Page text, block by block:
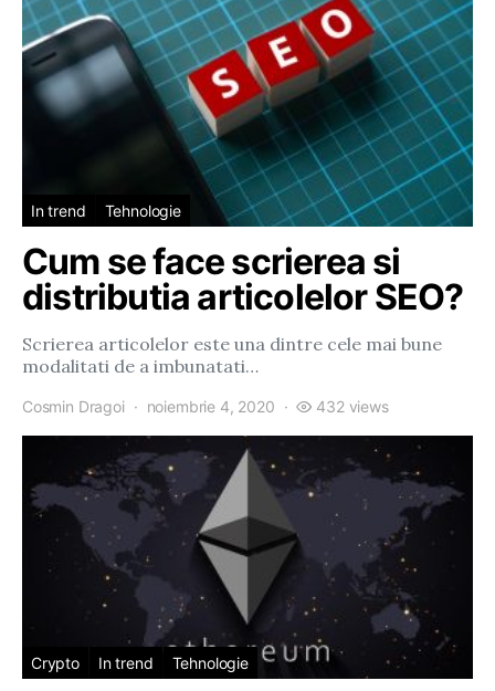
In trend Tehnologie
Cum se face scrierea si
distributia articolelor SEO?
Scrierea articolelor este una dintre cele mai bune
modalitati de a imbunatati…
Cosmin Dragoi noiembrie 4, 2020 432 views
Crypto In trend Tehnologie